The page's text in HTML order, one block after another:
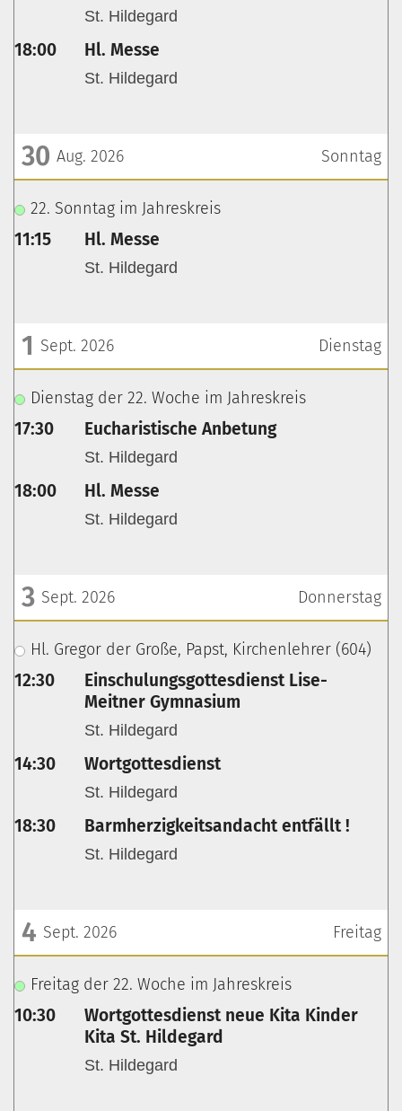
St. Hildegard
18:00 Hl. Messe
St. Hildegard
Sonntag
30 Aug. 2026
???msg.page.sr.date??? 30. August 2026
22. Sonntag im Jahreskreis
11:15 Hl. Messe
St. Hildegard
Dienstag
1 Sept. 2026
???msg.page.sr.date??? 1. September 2026
Dienstag der 22. Woche im Jahreskreis
17:30 Eucharistische Anbetung
St. Hildegard
18:00 Hl. Messe
St. Hildegard
Donnerstag
3 Sept. 2026
???msg.page.sr.date??? 3. September 2026
Hl. Gregor der Große, Papst, Kirchenlehrer (604)
12:30
Einschulungsgottesdienst Lise-
Meitner Gymnasium
St. Hildegard
14:30 Wortgottesdienst
St. Hildegard
18:30 Barmherzigkeitsandacht entfällt !
St. Hildegard
Freitag
4 Sept. 2026
???msg.page.sr.date??? 4. September 2026
Freitag der 22. Woche im Jahreskreis
10:30
Wortgottesdienst neue Kita Kinder
Kita St. Hildegard
St. Hildegard